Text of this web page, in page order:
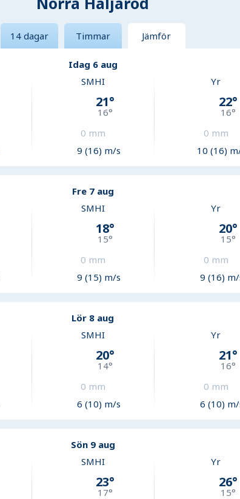
14 dagar Timmar Jämför
Idag 6 aug
SMHI
21°
16°
0 mm
9 (16) m/s
Yr
22°
16°
0 mm
10 (16)
Fre 7 aug
SMHI
18°
15°
0 mm
9 (15) m/s
Yr
20°
15°
0 mm
9 (16)
Lör 8 aug
SMHI
20°
14°
0 mm
6 (10) m/s
Yr
21°
16°
0 mm
6 (10)
Sön 9 aug
SMHI
23°
17°
Yr
26°
15°